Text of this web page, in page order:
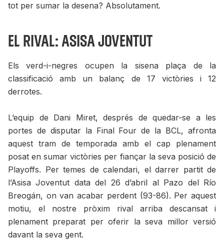
tot per sumar la desena? Absolutament.
El rival: Asisa Joventut
Els verd-i-negres ocupen la sisena plaça de la
classificació amb un balanç de 17 victòries i 12
derrotes.
L’equip de Dani Miret, després de quedar-se a les
portes de disputar la Final Four de la BCL, afronta
aquest tram de temporada amb el cap plenament
posat en sumar victòries per fiançar la seva posició de
Playoffs. Per temes de calendari, el darrer partit de
l’Asisa Joventut data del 26 d’abril al Pazo del Río
Breogán, on van acabar perdent (93-86). Per aquest
motiu, el nostre pròxim rival arriba descansat i
plenament preparat per oferir la seva millor versió
davant la seva gent.